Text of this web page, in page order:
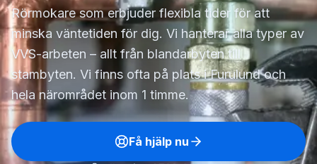
Rörmokare som erbjuder flexibla tider för att
minska väntetiden för dig. Vi hanterar alla typer av
VVS-arbeten – allt från blandarbyten till
stambyten. Vi finns ofta på plats i Furulund och
hela närområdet inom 1 timme.
Få hjälp nu